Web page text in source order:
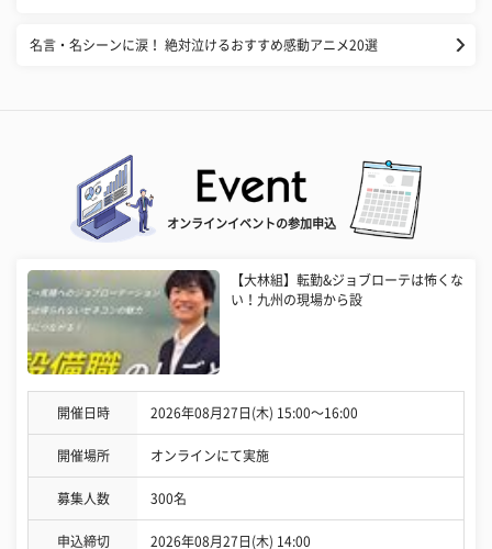
名言・名シーンに涙！ 絶対泣けるおすすめ感動アニメ20選
オンラインイベントの参加申込
【大林組】転勤&ジョブローテは怖くな
い！九州の現場から設
開催日時 2026年08月27日(木) 15:00〜16:00
開催場所 オンラインにて実施
募集人数 300名
申込締切 2026年08月27日(木) 14:00